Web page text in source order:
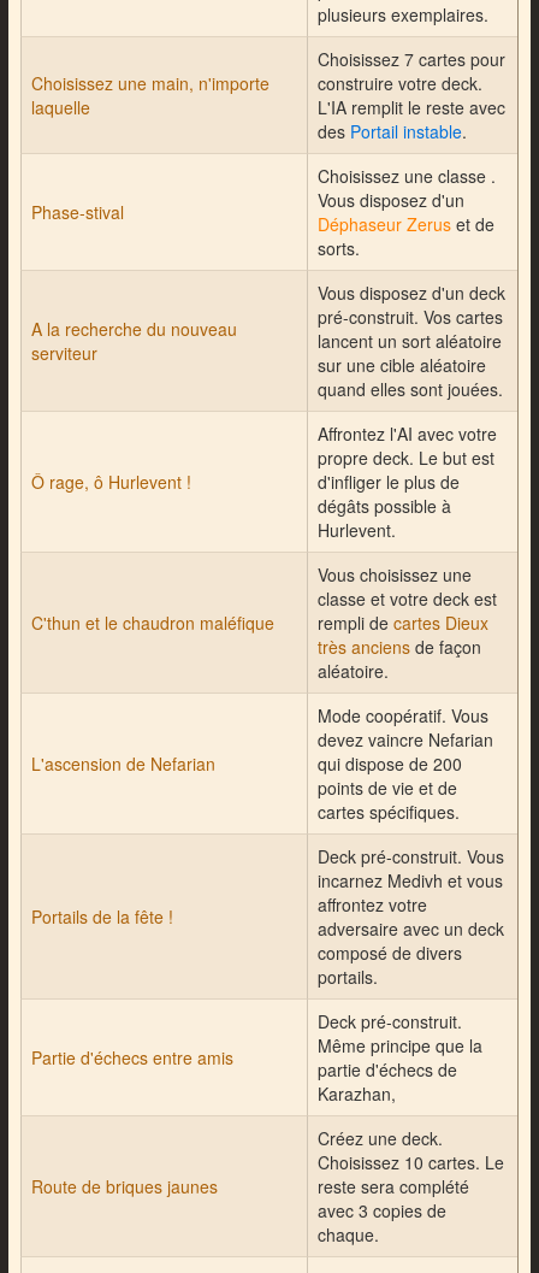
plusieurs exemplaires.
Choisissez une main, n'importe
laquelle
Choisissez 7 cartes pour
construire votre deck.
L'IA remplit le reste avec
des Portail instable.
Phase-stival
Choisissez une classe .
Vous disposez d'un
Déphaseur Zeruset de
sorts.
A la recherche du nouveau
serviteur
Vous disposez d'un deck
pré-construit. Vos cartes
lancent un sort aléatoire
sur une cible aléatoire
quand elles sont jouées.
Ô rage, ô Hurlevent !
Affrontez l'AI avec votre
propre deck. Le but est
d'infliger le plus de
dégâts possible à
Hurlevent.
C'thun et le chaudron maléfique
Vous choisissez une
classe et votre deck est
rempli de cartes Dieux
très anciensde façon
aléatoire.
L'ascension de Nefarian
Mode coopératif. Vous
devez vaincre Nefarian
qui dispose de 200
points de vie et de
cartes spécifiques.
Portails de la fête !
Deck pré-construit. Vous
incarnez Medivh et vous
affrontez votre
adversaire avec un deck
composé de divers
portails.
Partie d'échecs entre amis
Deck pré-construit.
Même principe que la
partie d'échecs de
Karazhan,
Route de briques jaunes
Créez une deck.
Choisissez 10 cartes. Le
reste sera complété
avec 3 copies de
chaque.